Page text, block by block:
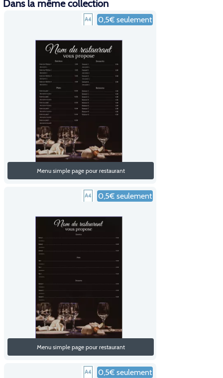
Dans la même collection
0,5€ seulement
Menu simple page pour restaurant
0,5€ seulement
Menu simple page pour restaurant
0,5€ seulement